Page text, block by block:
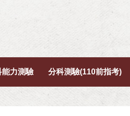
能力測驗 分科測驗(110前指考)